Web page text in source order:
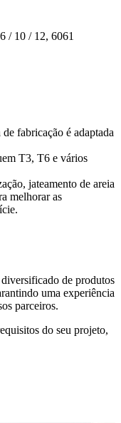
/ 10 / 12, 6061
fabricação é adaptada
T3, T6 e vários
jateamento de areia
melhorar as
de produtos
uma experiência
parceiros.
do seu projeto,